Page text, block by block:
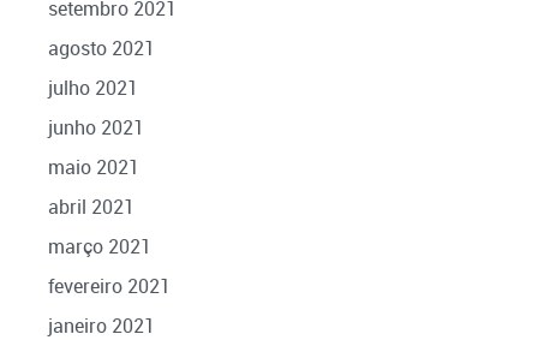
setembro 2021
agosto 2021
julho 2021
junho 2021
maio 2021
abril 2021
março 2021
fevereiro 2021
janeiro 2021